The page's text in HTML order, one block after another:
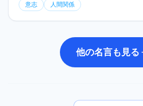
意志 人間関係
他の名言も見る